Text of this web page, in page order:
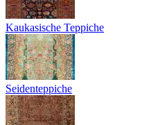
Kaukasische Teppiche
Seidenteppiche